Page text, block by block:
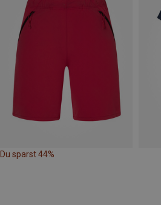
Du sparst 44%